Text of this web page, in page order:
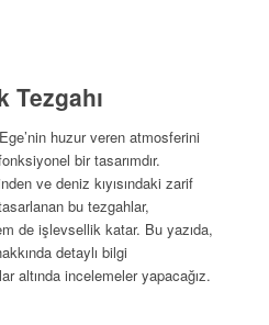
Tezgahı
huzur veren atmosferini
bir tasarımdır.
ve deniz kıyısındaki zarif
bu tezgahlar,
de işlevsellik katar. Bu yazıda,
detaylı bilgi
altında incelemeler yapacağız.